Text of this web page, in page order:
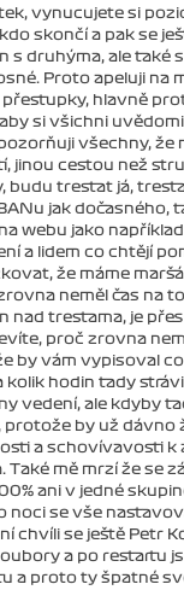
vynucujete si
skončí a pak se
s druhýma, ale také
Proto apeluji na
hlavně
si všichni
všechny, že
jinou cestou než
budu trestat já,
jak dočasného,
webu jako například
a lidem co chtějí
že máme
neměl čas na
nad trestama, je
proč zrovna
by vám vypisoval
kolik hodin tady
vedení, ale kdyby
protože by už dávno
a schovívavosti k
Také mě mrzí že se
ani v jedné
noci se vše
chvíli se ještě Petr
a po restartu
a proto ty špatné